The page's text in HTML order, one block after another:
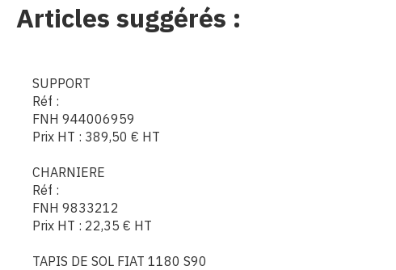
Articles suggérés :
SUPPORT
Réf :
FNH 944006959
Prix HT : 389,50 € HT
CHARNIERE
Réf :
FNH 9833212
Prix HT : 22,35 € HT
TAPIS DE SOL FIAT 1180 S90